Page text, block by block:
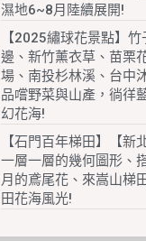
濕地6~8月陸續展開!
【2025繡球花景點】竹
邊、新竹薰衣草、苗栗
場、南投杉林溪、台中
品嚐野菜與山產，徜徉
幻花海!
【石門百年梯田】【新
一層一層的幾何圖形、
月的鳶尾花、來嵩山梯
田花海風光!